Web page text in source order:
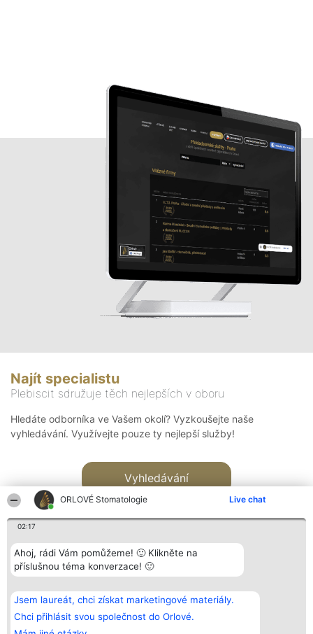
ORLOVÉ Stomatologie Live chat
02:17
Ahoj, rádi Vám pomůžeme! 🙂 Klikněte na
příslušnou téma konverzace! 🙂
Jsem laureát, chci získat marketingové materiály.
Chci přihlásit svou společnost do Orlové.
Najít specialistu
Plebiscit sdružuje těch nejlepších v oboru
Hledáte odborníka ve Vašem okolí? Vyzkoušejte naše
vyhledávání. Využívejte pouze ty nejlepší služby!
Vyhledávání
Bright Side Solutions sp. z o.
o. sp. k.
ul. Ruska 22
Wrocław 50-079
Vítězové
Seznam všech
laureátů
Zásady
Kontakt